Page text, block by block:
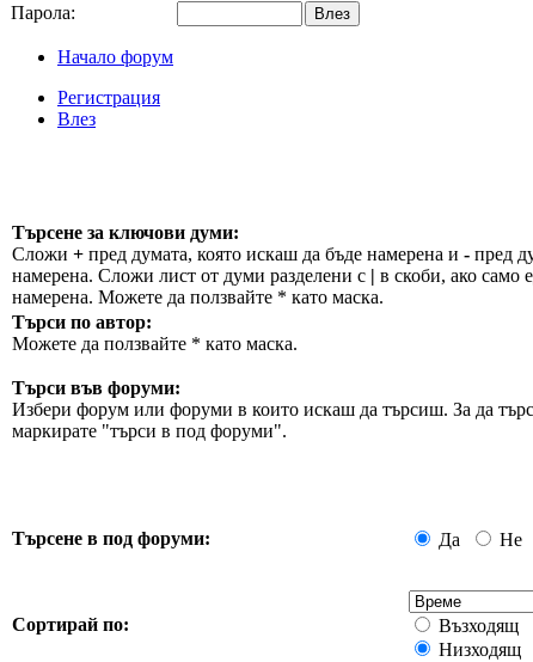
Парола:
Начало форум
Регистрация
Влез
Търсене за ключови думи:
Сложи + пред думата, която искаш да бъде намерена и - пред
намерена. Сложи лист от думи разделени с | в скоби, ако само
намерена. Можете да ползвайте * като маска.
Търси по автор:
Можете да ползвайте * като маска.
Търси във форуми:
Избери форум или форуми в които искаш да търсиш. За да
маркирате "търси в под форуми".
Търсене в под форуми: Да Не
Сортирай по:
Възходящ
Низходящ